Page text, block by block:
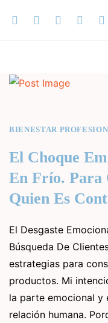
BIENESTAR
El Choque
En Frío. Para
Quien Es
El Desgaste
Búsqueda De
estrategias para
productos. Mi
la parte emocional y
relación humana.